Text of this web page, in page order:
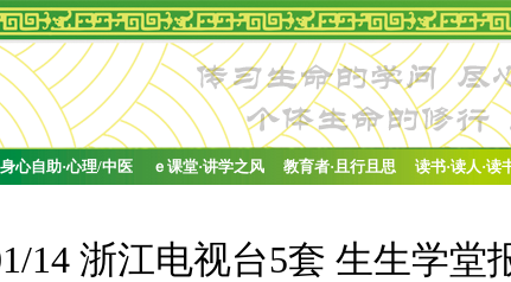
身心自助·心理/中医 ｅ课堂·讲学之风 教育者·且行且思 读书·读人·读
14 浙江电视台5套 生生学堂